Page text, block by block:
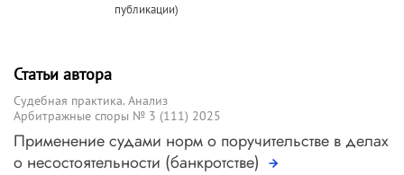
публикации)
Статьи автора
Судебная практика. Анализ
Арбитражные споры № 3 (111) 2025
Применение судами норм о поручительстве в делах
о несостоятельности (банкротстве)